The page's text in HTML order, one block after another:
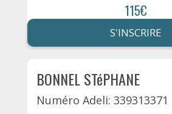
115€
S'INSCRIRE
BONNEL STéPHANE
Numéro Adeli: 339313371